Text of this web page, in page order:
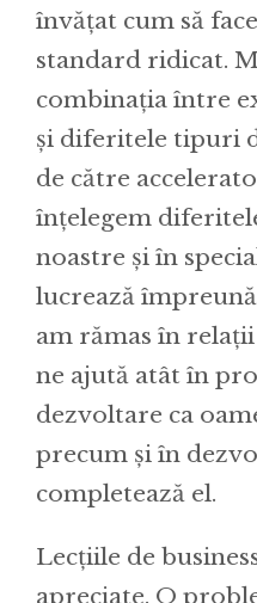
învățat cum să
standard ridicat.
combinația între
și diferitele tipuri
de către
înțelegem
noastre și în
lucrează
am rămas în
ne ajută atât în
dezvoltare ca
precum și în
completează el.
Lecțiile de
apreciate. O